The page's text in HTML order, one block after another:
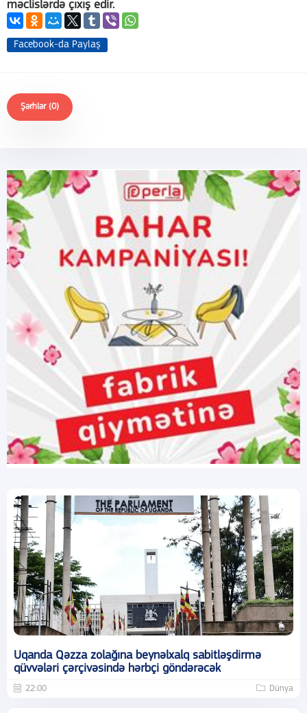
məclislərdə çıxış edir.
Facebook-da Paylaş
Şərhlər (0)
Uqanda Qəzza zolağına beynəlxalq sabitləşdirmə
qüvvələri çərçivəsində hərbçi göndərəcək
22:00 Dünya